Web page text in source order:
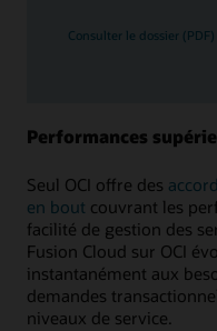
Consulter le dossier (PDF)
Performances
Seul OCI offre des
en bout couvrant les
facilité de gestion des
Fusion Cloud sur OCI
instantanément aux
demandes
niveaux de service.